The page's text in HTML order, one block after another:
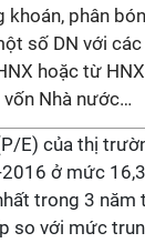
khoán, phân
số DN với
hoặc từ
Nhà nước…
E) của thị
ở mức
trong 3 năm
so với mức